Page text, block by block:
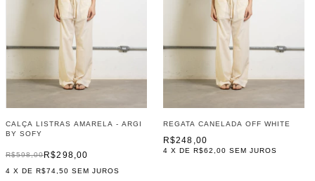
CALÇA LISTRAS AMARELA - ARGI
BY SOFY
R$298,00
R$598,00
4 X DER$74,50 SEM JUROS
REGATA CANELADA OFF WHITE
R$248,00
4 X DE R$62,00 SEM JUROS